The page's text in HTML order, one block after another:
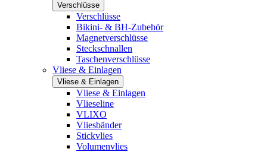
Verschlüsse
Verschlüsse
Bikini- & BH-Zubehör
Magnetverschlüsse
Steckschnallen
Taschenverschlüsse
Vliese & Einlagen
Vliese & Einlagen
Vliese & Einlagen
Vlieseline
VLIXO
Vliesbänder
Stickvlies
Volumenvlies